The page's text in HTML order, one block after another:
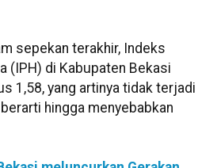
sepekan terakhir, Indeks
(IPH) di Kabupaten Bekasi
1,58, yang artinya tidak terjadi
hingga menyebabkan